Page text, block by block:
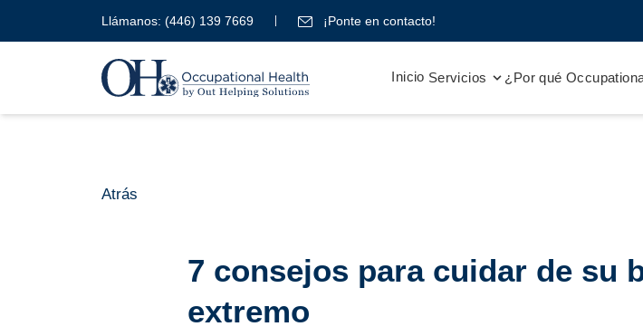
Llámanos: (446) 139 7669 ¡Ponte en contacto!
Inicio Servicios ¿Por qué
Atrás
7 consejos para cuidar de su
extremo